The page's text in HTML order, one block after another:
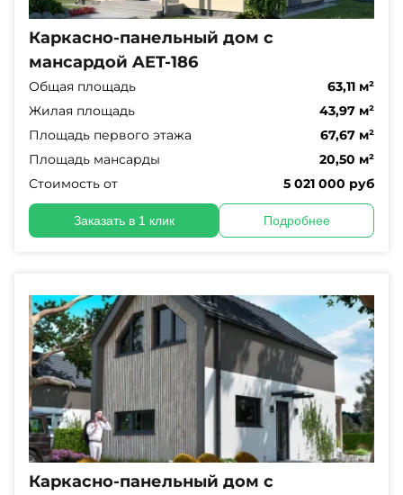
Каркасно-панельный дом с
мансардой AET-186
Общая площадь
63,11 м²
Жилая площадь
43,97 м²
Площадь первого этажа
67,67 м²
Площадь мансарды
20,50 м²
Стоимость от
5 021 000 руб
Заказать в 1 клик Подробнее
Каркасно-панельный дом с